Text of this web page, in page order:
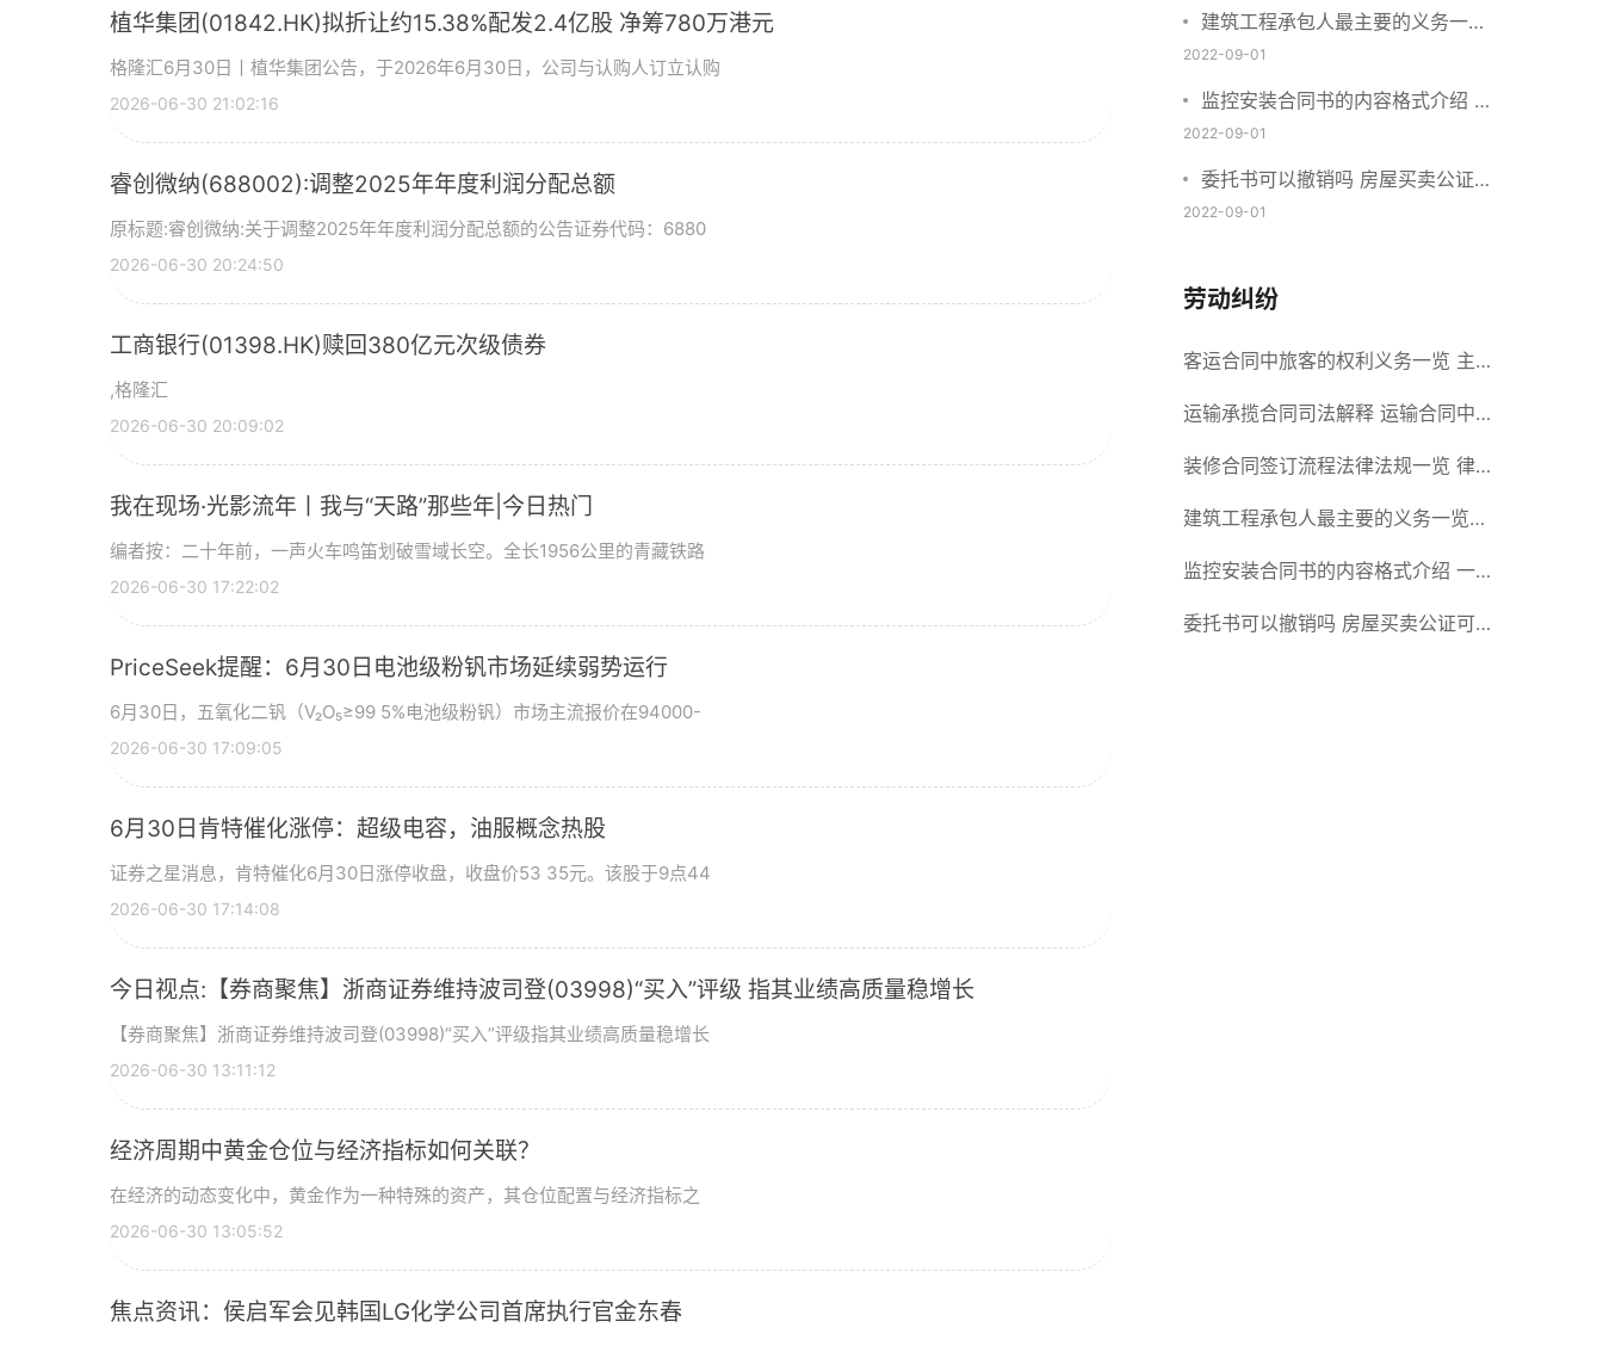
植华集团(01842.HK)拟折让约15.38%配发2.4亿股 净筹780万港元
格隆汇6月30日丨植华集团公告，于2026年6月30日，公司与认购人订立认购
2026-06-30 21:02:16
睿创微纳(688002):调整2025年年度利润分配总额
原标题:睿创微纳:关于调整2025年年度利润分配总额的公告证券代码：6880
2026-06-30 20:24:50
工商银行(01398.HK)赎回380亿元次级债券
,格隆汇
2026-06-30 20:09:02
我在现场·光影流年丨我与“天路”那些年|今日热门
编者按：二十年前，一声火车鸣笛划破雪域长空。全长1956公里的青藏铁路
2026-06-30 17:22:02
PriceSeek提醒：6月30日电池级粉钒市场延续弱势运行
6月30日，五氧化二钒（V₂O₅≥99 5%电池级粉钒）市场主流报价在94000-
2026-06-30 17:09:05
6月30日肯特催化涨停：超级电容，油服概念热股
证券之星消息，肯特催化6月30日涨停收盘，收盘价53 35元。该股于9点44
2026-06-30 17:14:08
今日视点:【券商聚焦】浙商证券维持波司登(03998)“买入”评级 指其业绩高质量稳增长
【券商聚焦】浙商证券维持波司登(03998)“买入”评级指其业绩高质量稳增长
2026-06-30 13:11:12
经济周期中黄金仓位与经济指标如何关联？
在经济的动态变化中，黄金作为一种特殊的资产，其仓位配置与经济指标之
2026-06-30 13:05:52
焦点资讯：侯启军会见韩国LG化学公司首席执行官金东春
建筑工程承包人最主要的义务一览
承包合同内容介绍
2022-09-01
监控安装合同书的内容格式介绍 一
般包括这些条款
2022-09-01
委托书可以撤销吗 房屋买卖公证可
否撤销
2022-09-01
劳动纠纷
客运合同中旅客的权利义务一览 主
要包括这些内容
运输承揽合同司法解释 运输合同中
承运人的义务有哪些
装修合同签订流程法律法规一览 律
师解答
建筑工程承包人最主要的义务一览
承包合同内容介绍
监控安装合同书的内容格式介绍 一
般包括这些条款
委托书可以撤销吗 房屋买卖公证可